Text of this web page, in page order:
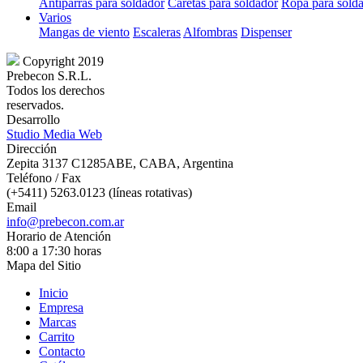
Antiparras para soldador Caretas para soldador Ropa para
Varios
Mangas de viento EscalerasAlfombras Dispenser
Copyright 2019
Prebecon S.R.L.
Todos los derechos
reservados.
Desarrollo
Studio Media Web
Dirección
Zepita 3137 C1285ABE, CABA, Argentina
Teléfono / Fax
(+5411) 5263.0123 (líneas rotativas)
Email
info@prebecon.com.ar
Horario de Atención
8:00 a 17:30 horas
Mapa del Sitio
Inicio
Empresa
Marcas
Carrito
Contacto